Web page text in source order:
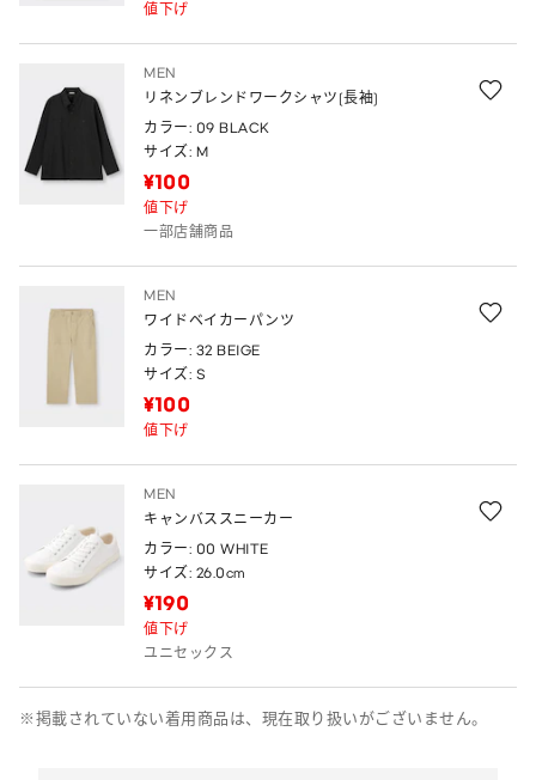
値下げ
MEN
リネンブレンドワークシャツ(長袖)
カラー: 09 BLACK
サイズ: M
¥100
値下げ
一部店舗商品
MEN
ワイドベイカーパンツ
カラー: 32 BEIGE
サイズ: S
¥100
値下げ
MEN
キャンバススニーカー
カラー: 00 WHITE
サイズ: 26.0cm
¥190
値下げ
ユニセックス
※掲載されていない着用商品は、現在取り扱いがございません。